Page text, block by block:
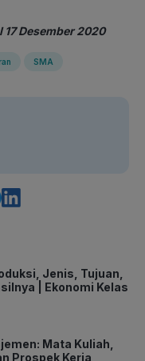
Desember 2020
SMA
Jenis, Tujuan,
| Ekonomi Kelas
Mata Kuliah,
Prospek Kerja